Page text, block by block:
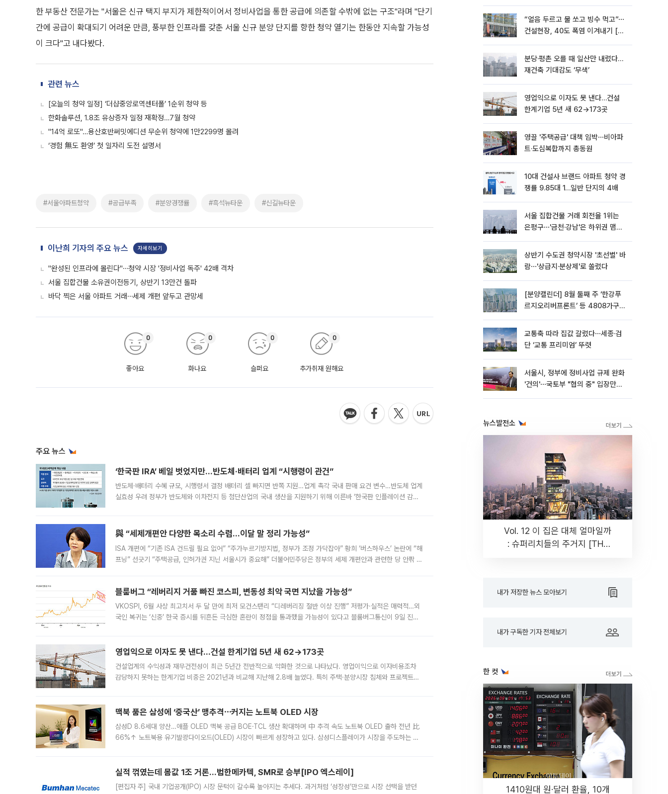
한 부동산 전문가는 "서울은 신규 택지 부지가 제한적이어서 정비사업을 통한 공급에 의존할 수밖에 없는 구조"라며 "단기
간에 공급이 확대되기 어려운 만큼, 풍부한 인프라를 갖춘 서울 신규 분양 단지를 향한 청약 열기는 한동안 지속할 가능성
이 크다"고 내다봤다.
관련 뉴스
[오늘의 청약 일정] ‘더샵중앙로역센터폴’ 1순위 청약 등
한화솔루션, 1.8조 유상증자 일정 재확정…7월 청약
"14억 로또"…용산호반써밋에디션 무순위 청약에 1만2299명 몰려
‘경험 無도 환영’ 첫 일자리 도전 설명서
#서울아파트청약 #공급부족 #분양경쟁률 #흑석뉴타운 #신길뉴타운
이난희 기자의 주요 뉴스 자세히보기
"완성된 인프라에 몰린다"⋯청약 시장 '정비사업 독주' 42배 격차
서울 집합건물 소유권이전등기, 상반기 13만건 돌파
바닥 찍은 서울 아파트 거래⋯세제 개편 앞두고 관망세
좋아요
0
화나요
0
슬퍼요
0
추가취재 원해요
0
주요 뉴스
‘한국판 IRA’ 베일 벗었지만…반도체·배터리 업계 “시행령이 관건”
반도체·배터리 수혜 규모, 시행령서 결정 배터리 셀 빠지면 반쪽 지원…업계 촉각 국내 판매 요건 변수…반도체 업계
실효성 우려 정부가 반도체와 이차전지 등 첨단산업의 국내 생산을 지원하기 위해 이른바 ‘한국판 인플레이션 감축
與 “세제개편안 다양한 목소리 수렴…이달 말 정리 가능성”
ISA 개편에 “기존 ISA 건드릴 필요 없어” “주가누르기방지법, 정부가 조정 가닥잡아” 황희 ‘버스하우스’ 논란에 “해
프닝” 선긋기 “주택공급, 인허가권 지닌 서울시가 중요해” 더불어민주당은 정부의 세제 개편안과 관련한 당 안팎 의
블룸버그 “레버리지 거품 빠진 코스피, 변동성 최악 국면 지났을 가능성”
VKOSPI, 6월 사상 최고치서 두 달 만에 최저 모건스탠리 “디레버리징 절반 이상 진행” 저평가·실적은 매력적…외
국인 복귀는 ‘신중’ 한국 증시를 뒤흔든 극심한 혼란이 정점을 통과했을 가능성이 있다고 블룸버그통신이 9일 진단
영업익으로 이자도 못 낸다…건설 한계기업 5년 새 62→173곳
건설업계의 수익성과 재무건전성이 최근 5년간 전반적으로 악화한 것으로 나타났다. 영업이익으로 이자비용조차
감당하지 못하는 한계기업 비중은 2021년과 비교해 지난해 2.8배 늘었다. 특히 주택·분양시장 침체와 프로젝트파
맥북 품은 삼성에 ‘중국산’ 맹추격⋯커지는 노트북 OLED 시장
삼성D 8.6세대 양산…애플 OLED 맥북 공급 BOE·TCL 생산 확대하며 中 추격 속도 노트북 OLED 출하 전년 比
66%↑ 노트북용 유기발광다이오드(OLED) 시장이 빠르게 성장하고 있다. 삼성디스플레이가 시장을 주도하는 가
실적 꺾였는데 몸값 1조 거론…범한메카텍, SMR로 승부[IPO 엑스레이]
[편집자 주] 국내 기업공개(IPO) 시장 문턱이 갈수록 높아지는 추세다. 과거처럼 ‘성장성’만으로 시장 선택을 받던
“얼음 두르고 물 쏘고 빙수 먹고”⋯
건설현장, 40도 폭염 이겨내기 [르
분당·평촌 오를 때 일산만 내렸다…
재건축 기대감도 ‘무색’
영업익으로 이자도 못 낸다…건설
한계기업 5년 새 62→173곳
영끌 '주택공급' 대책 임박⋯비아파
트·도심복합까지 총동원
10대 건설사 브랜드 아파트 청약 경
쟁률 9.85대 1…일반 단지의 4배
서울 집합건물 거래 회전율 1위는
은평구⋯'금천·강남'은 하위권 맴돌
상반기 수도권 청약시장 '초선별' 바
람⋯'상급지·분상제'로 쏠렸다
[분양캘린더] 8월 둘째 주 ‘한강푸
르지오리버프론트’ 등 4808가구
교통축 따라 집값 갈렸다⋯세종·검
단 ‘교통 프리미엄’ 뚜렷
서울시, 정부에 정비사업 규제 완화
'건의'⋯국토부 "협의 중" 입장만
뉴스발전소
Vol. 12 이 집은 대체 얼마일까
: 슈퍼리치들의 주거지 [THE
내가 저장한 뉴스 모아보기
내가 구독한 기자 전체보기
한 컷
1410원대 원·달러 환율, 10개